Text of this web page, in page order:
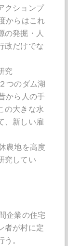
クションプ
からはこれ
の発掘・人
政だけでな
究
つのダム湖
から人の手
の大きな水
、新しい雇
農地を高度
究してい
企業の住宅
者が村に定
。